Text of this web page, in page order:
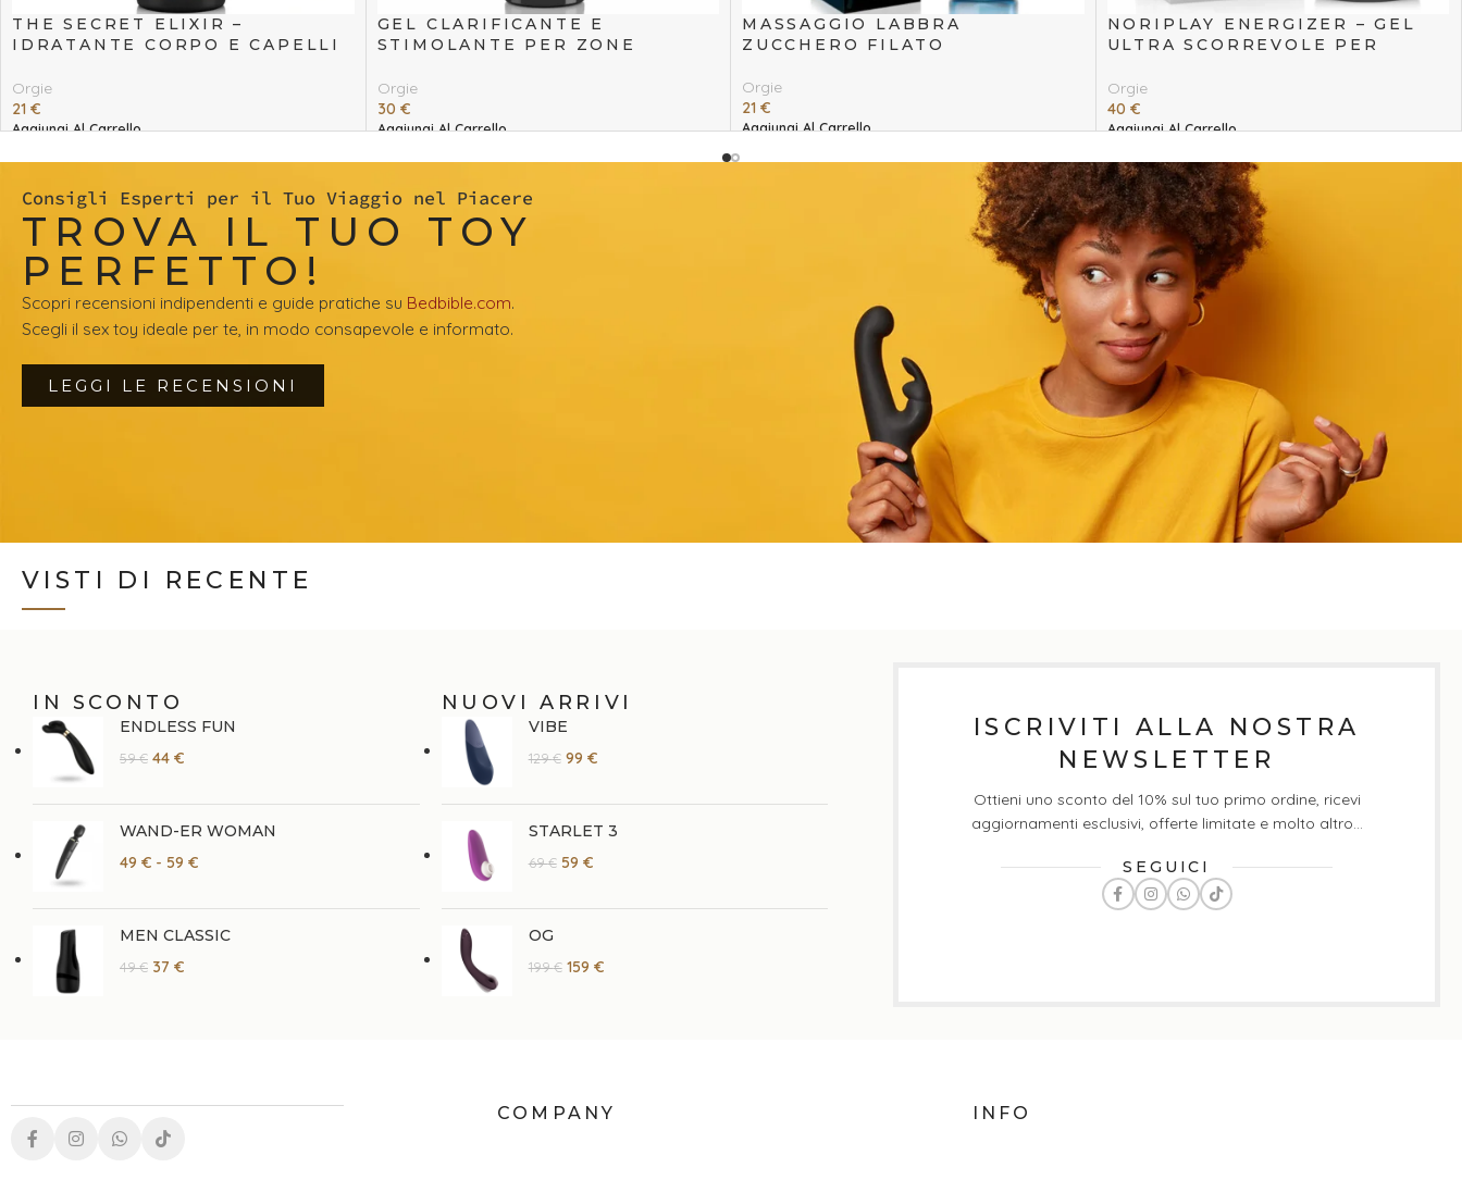
THE SECRET ELIXIR –
IDRATANTE CORPO E CAPELLI
Orgie
21 €
Aggiungi Al Carrello
GEL CLARIFICANTE E
STIMOLANTE PER ZONE
Orgie
30 €
Aggiungi Al Carrello
MASSAGGIO LABBRA
ZUCCHERO FILATO
Orgie
21 €
Aggiungi Al Carrello
NORIPLAY ENERGIZER – GEL
ULTRA SCORREVOLE PER
Orgie
40 €
Aggiungi Al Carrello
Consigli Esperti per il Tuo Viaggio nel Piacere
TROVA IL TUO TOY
PERFETTO!
Scopri recensioni indipendenti e guide pratiche su Bedbible.com.
Scegli il sex toy ideale per te, in modo consapevole e informato.
LEGGI LE RECENSIONI
VISTI DI RECENTE
IN SCONTO
ENDLESS FUN
59€ 44 €
WAND-ER WOMAN
49 € - 59 €
MEN CLASSIC
49€ 37 €
NUOVI ARRIVI
VIBE
129€ 99 €
STARLET 3
69€ 59 €
OG
199€ 159 €
ISCRIVITI ALLA NOSTRA
NEWSLETTER
Ottieni uno sconto del 10% sul tuo primo ordine, ricevi
aggiornamenti esclusivi, offerte limitate e molto altro...
SEGUICI
COMPANY INFO